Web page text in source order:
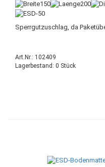
Sperrgutzuschlag, da
Art.Nr.: 102409
Lagerbestand: 0 Stück